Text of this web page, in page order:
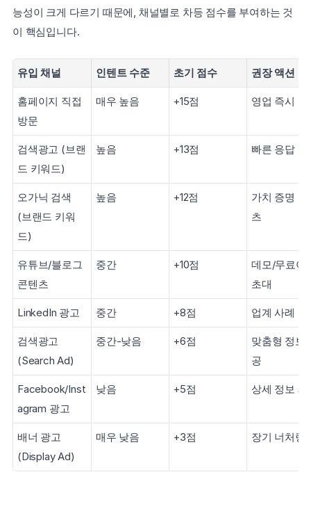
능성이 크게 다르기 때문에, 채널별로 차등 점수를 부여하는 것
이 핵심입니다.
유입 채널 인텐트 수준 초기 점수 권장 액션
홈페이지 직접
방문
매우 높음 +15점 영업 즉시 투
검색광고 (브랜
드 키워드)
높음 +13점 빠른 응답
오가닉 검색
(브랜드 키워
드)
높음 +12점
가치 증명 콘
츠
유튜브/블로그
콘텐츠
중간 +10점
데모/무료이
초대
LinkedIn 광고 중간 +8점 업계 사례 공
검색광고
(Search Ad)
중간-낮음 +6점
맞춤형 정보
공
Facebook/Inst
agram 광고
낮음 +5점 상세 정보 제
배너 광고
(Display Ad)
매우 낮음 +3점 장기 너처링